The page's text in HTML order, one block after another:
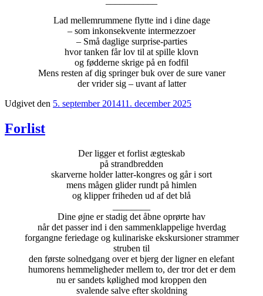
Lad mellemrummene flytte ind i dine dage
– som inkonsekvente intermezzoer
– Små daglige surprise-parties
hvor tanken får lov til at spille klovn
og fødderne skrige på en fodfil
Mens resten af dig springer buk over de sure vaner
der vrider sig – uvant af latter
Udgivet den 5. september 201411. december 2025
Forlist
Der ligger et forlist ægteskab
på strandbredden
skarverne holder latter-kongres og går i sort
mens mågen glider rundt på himlen
og klipper friheden ud af det blå
Dine øjne er stadig det åbne oprørte hav
når det passer ind i den sammenklappelige hverdag
forgangne feriedage og kulinariske ekskursioner strammer
struben til
den første solnedgang over et bjerg der ligner en elefant
humorens hemmeligheder mellem to, der tror det er dem
nu er sandets kølighed mod kroppen den
svalende salve efter skoldning